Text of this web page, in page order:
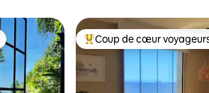
plus appréciés Coups de cœur voyageurs
Coup de cœur